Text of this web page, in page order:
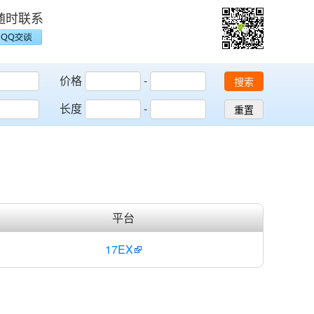
时联系
价格
-
长度
-
搜索
重置
平台
17EX